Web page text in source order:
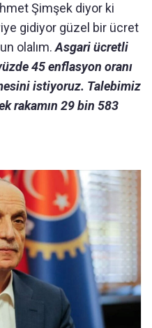
Şimşek diyor ki
gidiyor güzel bir ücret
olalım.Asgari ücretli
45 enflasyon oranı
istiyoruz. Talebimiz
rakamın 29 bin 583